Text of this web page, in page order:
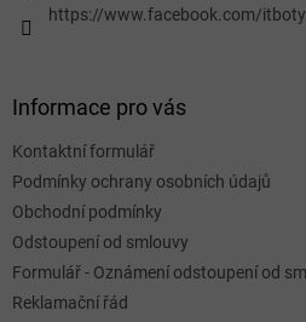
https://www.facebook.com/
Informace pro vás
Kontaktní formulář
Podmínky ochrany osobních údajů
Obchodní podmínky
Odstoupení od smlouvy
Formulář - Oznámení odstoupení od
Reklamační řád